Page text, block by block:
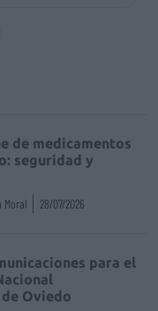
de medicamentos
seguridad y
Moral 28/07/2026
para el
Oviedo